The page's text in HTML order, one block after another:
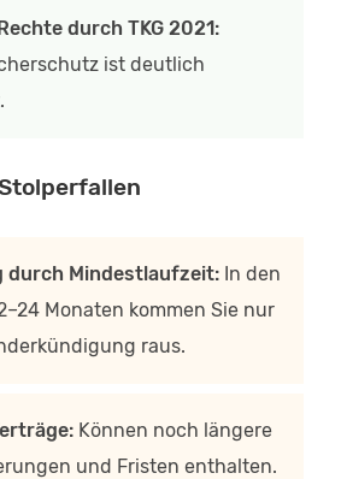
durch TKG 2021:
ist deutlich
durch Mindestlaufzeit: In den
Monaten kommen Sie nur
raus.
Können noch längere
und Fristen enthalten.